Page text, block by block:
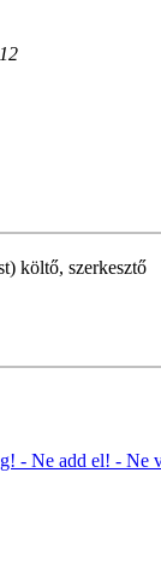
költő, szerkesztő
- Ne add el! - Ne